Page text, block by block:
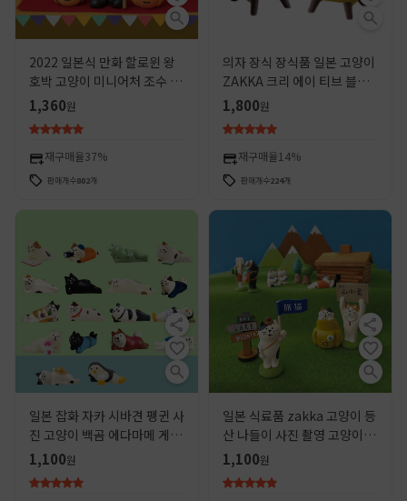
2022 일본식 만화 할로윈 왕
호박 고양이 미니어처 조수 놀
이 창조적 인 장식 장식품 선물
1,360원
재구매율37%
판매개수802개
의자 장식 장식품 일본 고양이
ZAKKA 크리 에이 티브 블라
인드 박스 손으로 만든 미니어
처 장면 장식 수지 고양이 공예
품
1,800원
재구매율 14%
판매개수224개
일본 잡화 자카 시바견 펭귄 사
진 고양이 백곰 에다마메 게으
른 고양이 창작 공예품 미니어
처 인 장식품
1,100원
일본 식료품 zakka 고양이 등
산 나들이 사진 촬영 고양이 자
동차 액세서리 크리 에이 티브
수지 공예 작은 장식품
1,100원